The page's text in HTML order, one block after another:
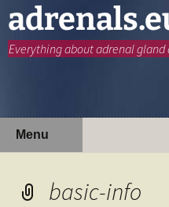
Everything about adrenal gland
Menu
basic-info